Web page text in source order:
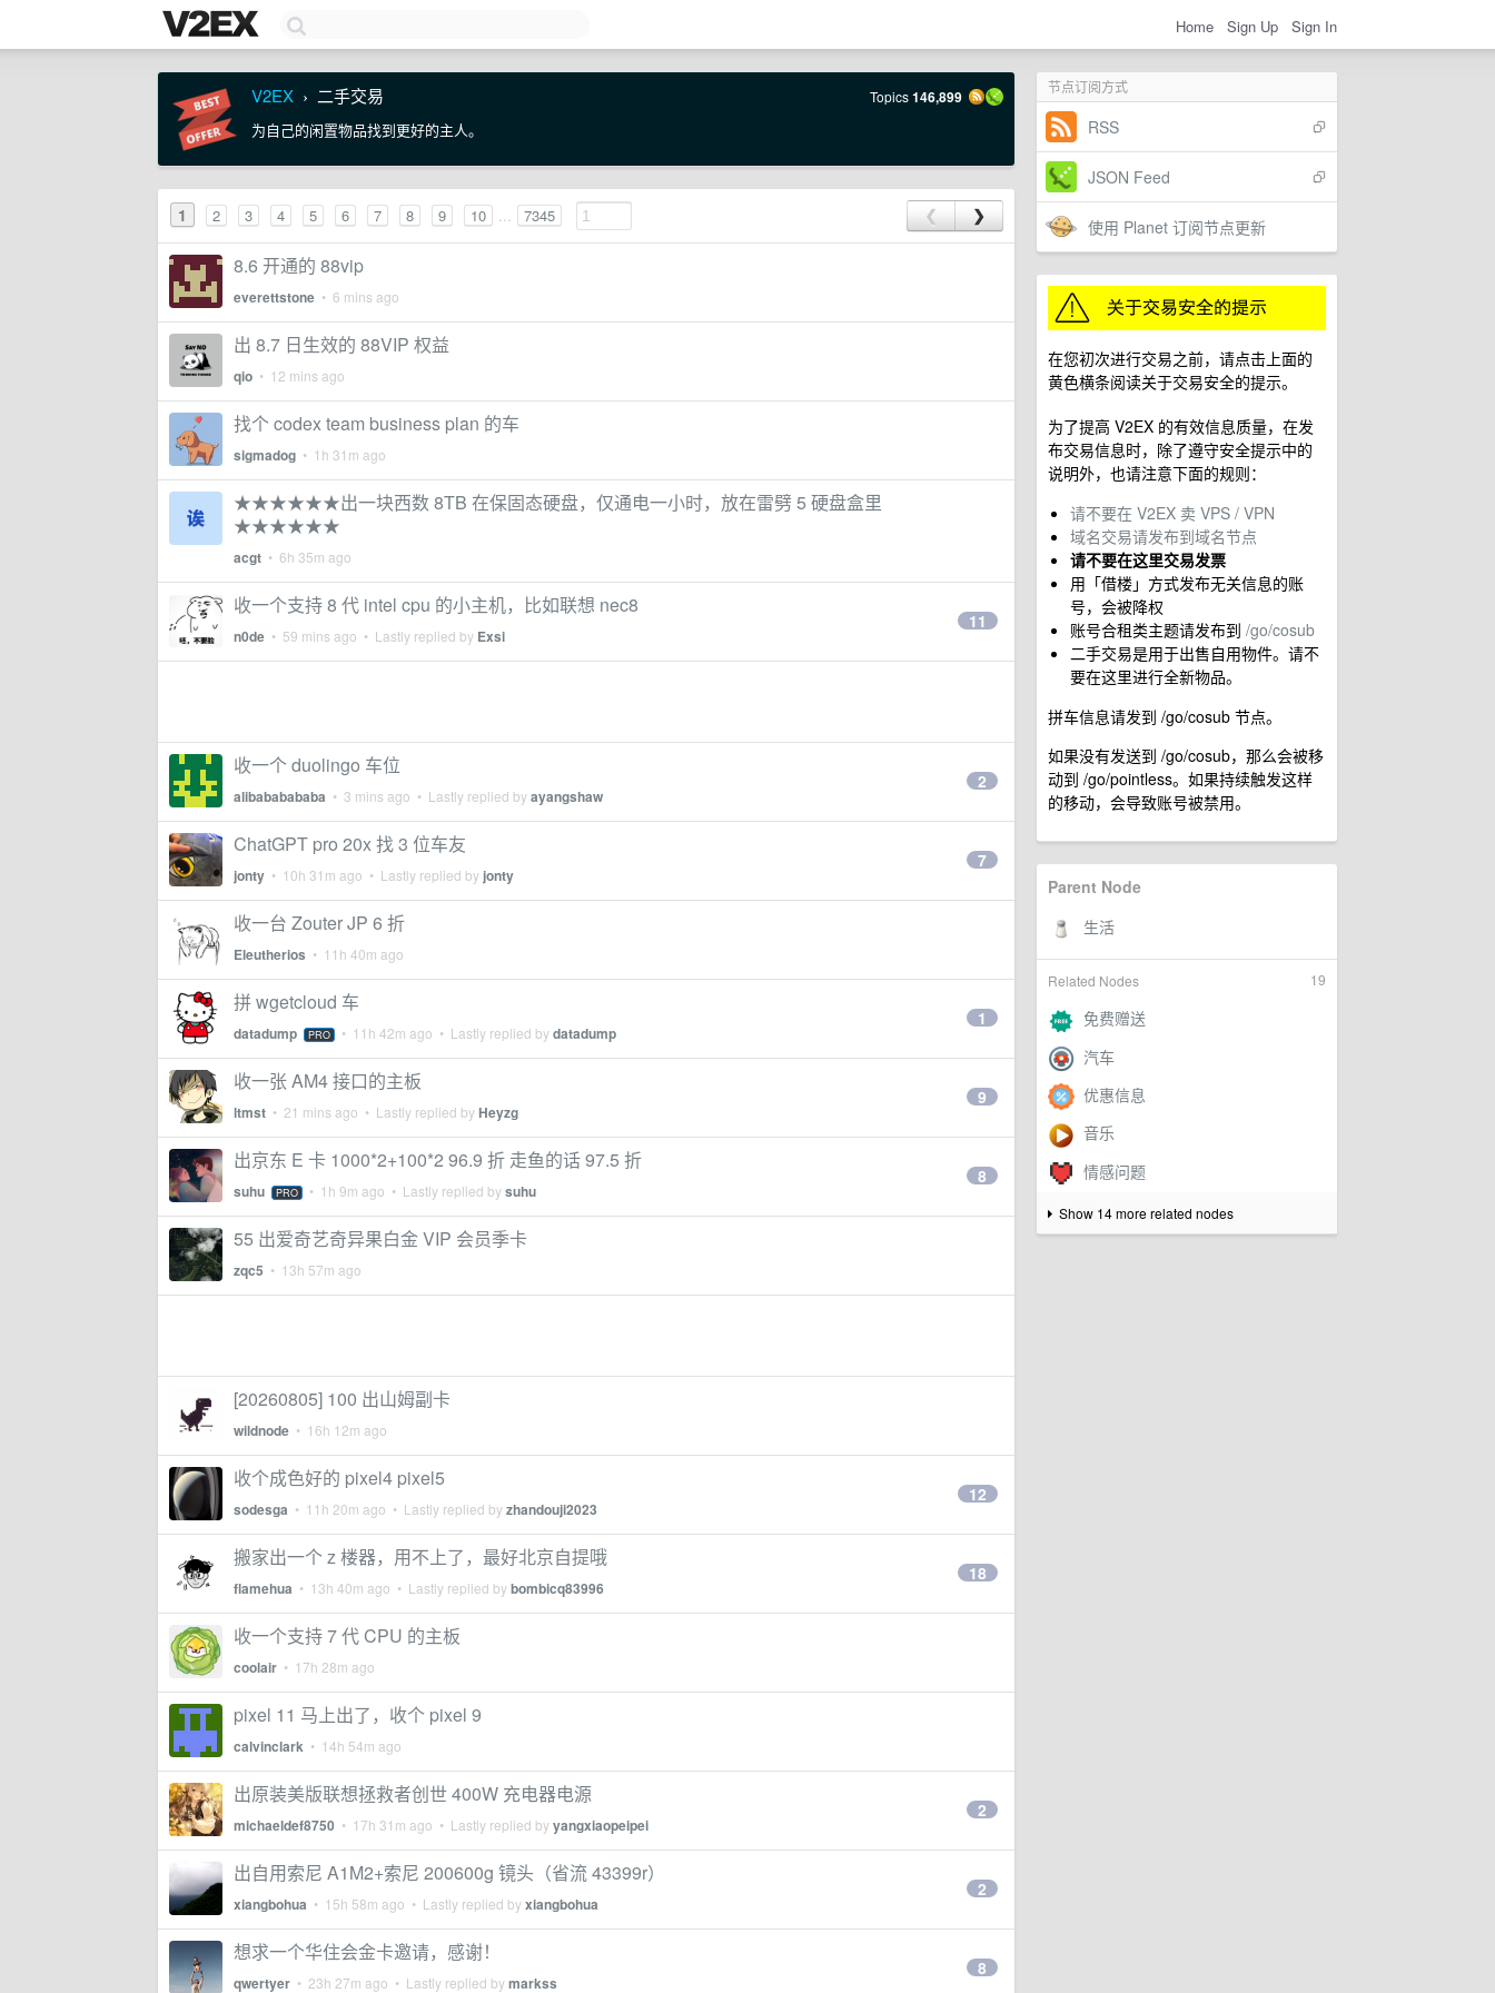
Home Sign Up Sign In
节点订阅方式
RSS
JSON Feed
使用 Planet 订阅节点更新
在您初次进行交易之前，请点击上面的
黄色横条阅读关于交易安全的提示。
为了提高 V2EX 的有效信息质量，在发
布交易信息时，除了遵守安全提示中的
说明外，也请注意下面的规则：
请不要在 V2EX 卖 VPS / VPN
域名交易请发布到域名节点
请不要在这里交易发票
用「借楼」方式发布无关信息的账
号，会被降权
账号合租类主题请发布到 /go/cosub
二手交易是用于出售自用物件。请不
要在这里进行全新物品。
拼车信息请发到 /go/cosub 节点。
如果没有发送到 /go/cosub，那么会被移
动到 /go/pointless。如果持续触发这样
的移动，会导致账号被禁用。
Parent Node
19
Related Nodes
Show 14 more related nodes
V2EX › 二手交易 Topics146,899
为自己的闲置物品找到更好的主人。
1 2 3 4 5 6 7 8 9 10 ... 7345 ❮ ❯
8.6 开通的 88vip
everettstone • 6 mins ago
出 8.7 日生效的 88VIP 权益
qio • 12 mins ago
找个 codex team business plan 的车
sigmadog • 1h 31m ago
★★★★★★出一块西数 8TB 在保固态硬盘，仅通电一小时，放在雷劈 5 硬盘盒里
★★★★★★
acgt • 6h 35m ago
收一个支持 8 代 intel cpu 的小主机，比如联想 nec8
n0de • 59 mins ago • Lastly replied by Exsi
11
收一个 duolingo 车位
alibababababa • 3 mins ago • Lastly replied byayangshaw
2
ChatGPT pro 20x 找 3 位车友
jonty • 10h 31m ago • Lastly replied by jonty
7
收一台 Zouter JP 6 折
Eleutherios • 11h 40m ago
拼 wgetcloud 车
datadump PRO • 11h 42m ago • Lastly replied bydatadump
1
收一张 AM4 接口的主板
ltmst • 21 mins ago • Lastly replied byHeyzg
9
出京东 E 卡 1000*2+100*2 96.9 折 走鱼的话 97.5 折
suhu PRO • 1h 9m ago • Lastly replied bysuhu
8
55 出爱奇艺奇异果白金 VIP 会员季卡
zqc5 • 13h 57m ago
[20260805] 100 出山姆副卡
wildnode • 16h 12m ago
收个成色好的 pixel4 pixel5
sodesga • 11h 20m ago • Lastly replied byzhandouji2023
12
搬家出一个 z 楼器，用不上了，最好北京自提哦
flamehua • 13h 40m ago • Lastly replied bybombicq83996
18
收一个支持 7 代 CPU 的主板
coolair • 17h 28m ago
pixel 11 马上出了，收个 pixel 9
calvinclark • 14h 54m ago
出原装美版联想拯救者创世 400W 充电器电源
michaeldef8750 • 17h 31m ago • Lastly replied byyangxiaopeipei
2
出自用索尼 A1M2+索尼 200600g 镜头（省流 43399r）
xiangbohua • 15h 58m ago • Lastly replied byxiangbohua
2
想求一个华住会金卡邀请，感谢！
qwertyer • 23h 27m ago • Lastly replied bymarkss
8